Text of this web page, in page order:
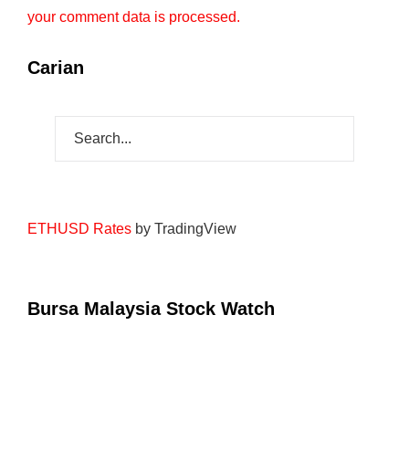
your comment data is processed.
Carian
ETHUSD Rates by TradingView
Bursa Malaysia Stock Watch